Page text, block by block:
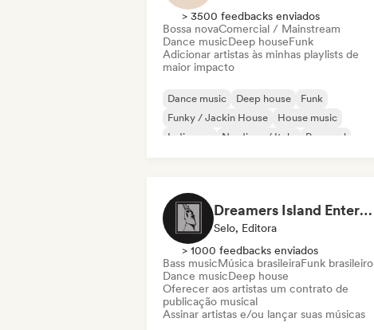
> 3500 feedbacks enviados
Bossa novaComercial / Mainstream
Dance musicDeep houseFunk
Adicionar artistas às minhas playlists de
maior impacto
Dance music Deep house
Funk
Funky / Jackin House
House music
Indie pop
Nu-disco / Italo Pop soul
Dreamers Island Entertainment
Selo, Editora
> 1000 feedbacks enviados
Bass musicMúsica brasileiraFunk brasileiro
Dance musicDeep house
Oferecer aos artistas um contrato de
publicação musical
Assinar artistas e/ou lançar suas músicas